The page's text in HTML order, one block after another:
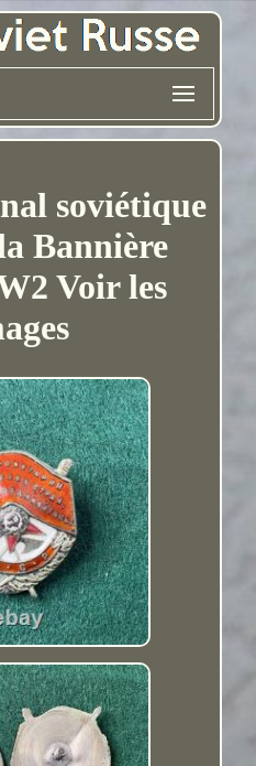
soviétique
Bannière
Voir les